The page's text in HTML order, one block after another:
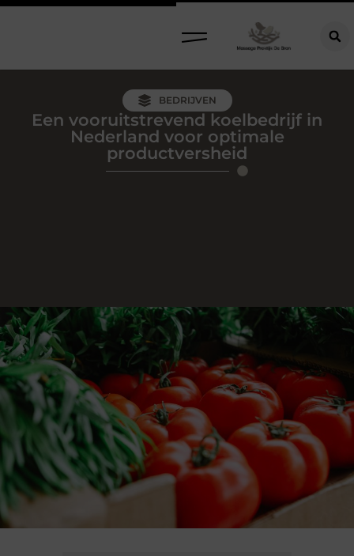
BEDRIJVEN
Een vooruitstrevend koelbedrijf in
Nederland voor optimale
productversheid